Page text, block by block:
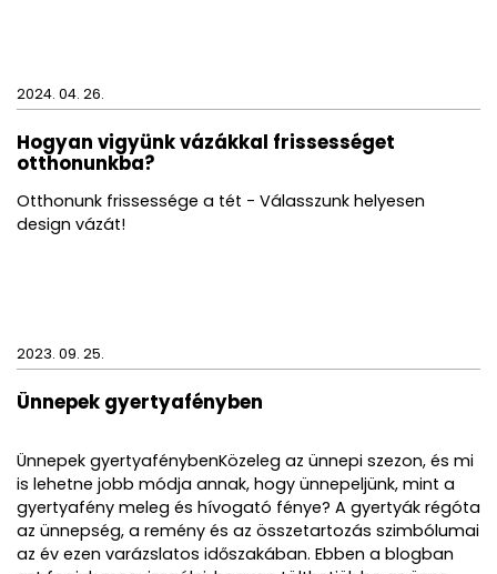
2024. 04. 26.
Hogyan vigyünk vázákkal frissességet
otthonunkba?
Otthonunk frissessége a tét - Válasszunk helyesen
design vázát!
2023. 09. 25.
Ünnepek gyertyafényben
Ünnepek gyertyafénybenKözeleg az ünnepi szezon, és mi
is lehetne jobb módja annak, hogy ünnepeljünk, mint a
gyertyafény meleg és hívogató fénye? A gyertyák régóta
az ünnepség, a remény és az összetartozás szimbólumai
az év ezen varázslatos időszakában. Ebben a blogban